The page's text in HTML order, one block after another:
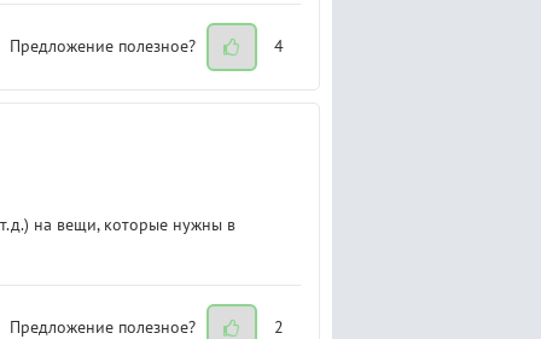
Предложение полезное? 4
на вещи, которые нужны в
Предложение полезное? 2